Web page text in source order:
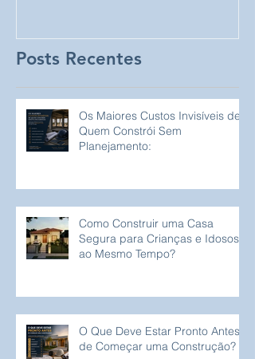
Posts Recentes
Os Maiores Custos Invisíveis de
Quem Constrói Sem
Planejamento:
Como Construir uma Casa
Segura para Crianças e Idosos
ao Mesmo Tempo?
O Que Deve Estar Pronto Antes
de Começar uma Construção?